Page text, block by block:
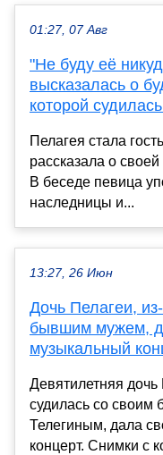
01:27, 07 Авг
"Не буду её
высказалась о
которой
Пелагея стала
рассказала о
В беседе певица
наследницы и...
13:27, 26 Июн
Дочь Пелагеи,
бывшим мужем,
музыкальный
Девятилетняя дочь
судилась со
Телегиным, дала
концерт. Снимки с